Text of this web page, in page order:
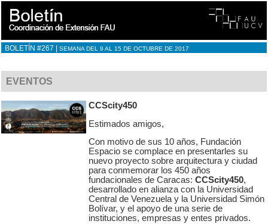
BOLETÍN #267 | SEMANA DEL 9 AL 15 DE OCTUBRE DE 2017
EVENTOS
CCScity450
Estimados amigos,
Con motivo de sus 10 años, Fundación
Espacio se complace en presentarles su
nuevo proyecto sobre arquitectura y ciudad
para conmemorar los 450 años
fundacionales de Caracas:CCScity450,
desarrollado en alianza con la Universidad
Central de Venezuela y la Universidad Simón
Bolívar, y el apoyo de una serie de
instituciones, empresas y entes privados.